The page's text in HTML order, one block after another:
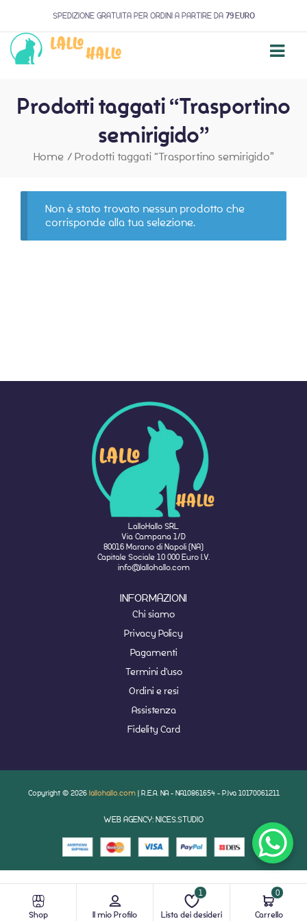
SPEDIZIONE GRATUITA PER ORDINI A PARTIRE DA 79 EURO
Prodotti taggati “Trasportino
semirigido”
Home / Prodotti taggati “Trasportino semirigido”
Non è stato trovato nessun prodotto che
corrisponde alla tua selezione.
Shop Il mio Profilo Lista dei desideri
1
Carrello
0
LalloHallo SRL
Via Campana 1/D
80016 Marano di Napoli (NA)
Capitale Sociale 10 000 Euro I.V.
info@lallohallo.com
INFORMAZIONI
Chi siamo
Privacy Policy
Pagamenti
Termini d'uso
Ordini e resi
Assistenza
Fidelity Card
Copyright © 2026 lallohallo.com | R.E.A. NA - NA10861654 - P.Iva 10170061211
WEB AGENCY: NICES.STUDIO